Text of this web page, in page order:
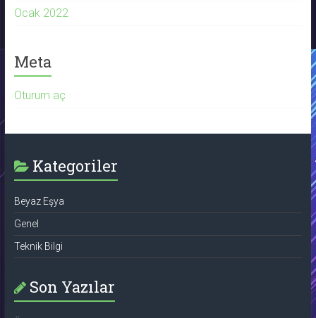
Ocak 2022
Meta
Oturum aç
Kategoriler
Beyaz Eşya
Genel
Teknik Bilgi
Son Yazılar